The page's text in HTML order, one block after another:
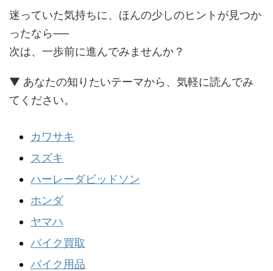
迷っていた気持ちに、ほんの少しのヒントが見つか
ったなら──
次は、一歩前に進んでみませんか？
▼ あなたの知りたいテーマから、気軽に読んでみ
てください。
カワサキ
スズキ
ハーレーダビッドソン
ホンダ
ヤマハ
バイク買取
バイク用品